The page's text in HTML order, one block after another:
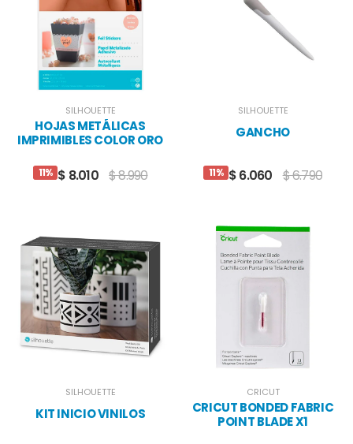
SILHOUETTE
HOJAS METÁLICAS
IMPRIMIBLES COLOR ORO
11% $ 8.010 $ 8.990
SILHOUETTE
GANCHO
11% $ 6.060 $ 6.790
SILHOUETTE
KIT INICIO VINILOS
CRICUT
CRICUT BONDED FABRIC
POINT BLADE X1